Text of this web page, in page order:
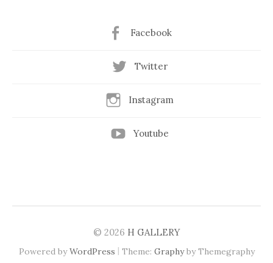
Facebook
Twitter
Instagram
Youtube
© 2026 H GALLERY
Powered byWordPress | Theme: Graphyby Themegraphy